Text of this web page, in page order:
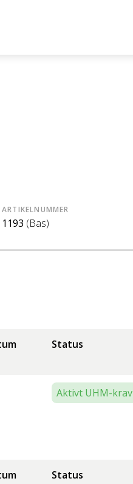
ARTIKELNUMMER
1193 (Bas)
Status
Aktivt UHM-krav
Status